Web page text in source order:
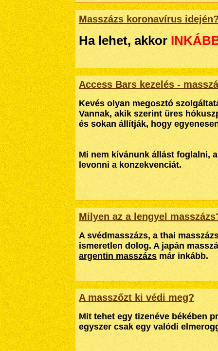
Masszázs koronavírus
Ha lehet, akkor
Access Bars kezelés -
Kevés olyan megosztó
Vannak, akik szerint üres
és sokan állítják, hogy
Mi nem kívánunk állást foglalni,
levonni a konzekvenciát.
Milyen az a lengyel
A svédmasszázs, a thai
ismeretlen dolog. A japán
argentin masszázs már inkább.
A masszőzt ki védi meg?
Mit tehet egy tizenéve békében
egyszer csak egy valódi